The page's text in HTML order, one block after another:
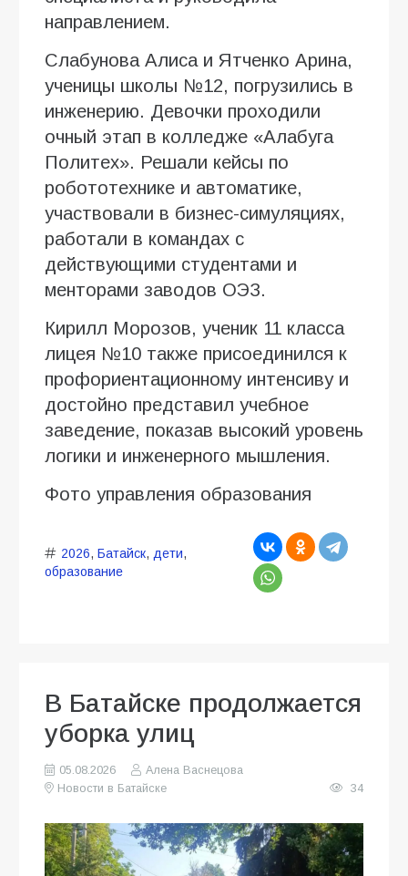
направлением.
Слабунова Алиса и Ятченко Арина,
ученицы школы №12, погрузились в
инженерию. Девочки проходили
очный этап в колледже «Алабуга
Политех». Решали кейсы по
робототехнике и автоматике,
участвовали в бизнес-симуляциях,
работали в командах с
действующими студентами и
менторами заводов ОЭЗ.
Кирилл Морозов, ученик 11 класса
лицея №10 также присоединился к
профориентационному интенсиву и
достойно представил учебное
заведение, показав высокий уровень
логики и инженерного мышления.
Фото управления образования
2026, Батайск, дети,
образование
В Батайске продолжается
уборка улиц
05.08.2026
Алена Васнецова
Новости в Батайске
34